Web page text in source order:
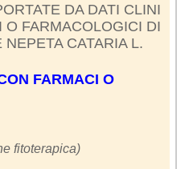
DA DATI CLINI
O FARMACOLOGICI DI
CATARIA L.
FARMACI O
fitoterapica)